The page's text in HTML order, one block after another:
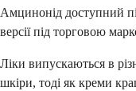
Амцинонід доступний
версії під торговою
Ліки випускаються в
шкіри, тоді як креми